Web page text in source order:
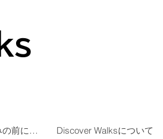
の前に… Discover Walksについて